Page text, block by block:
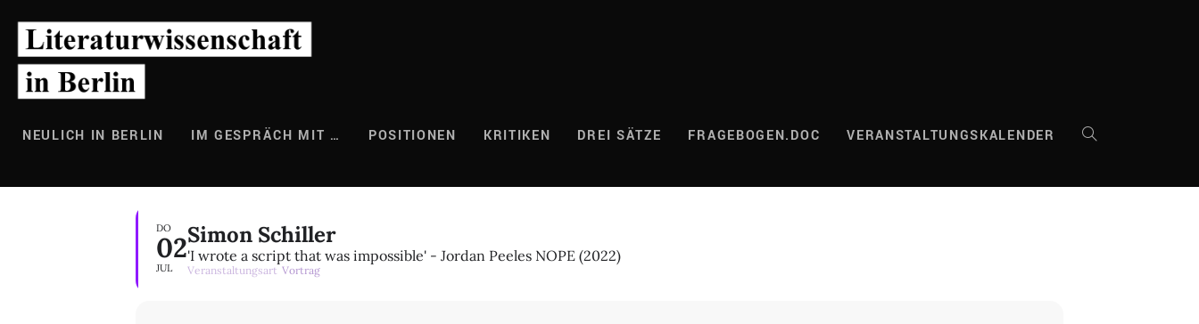
Inhalt
springen
NEULICH IN BERLIN IM GESPRÄCH MIT … POSITIONEN KRITIKEN DREI SÄTZE FRAGEBOGEN.DOC VERANSTALTUNGSKALENDER WEBSITE-
DO
02
JUL
Simon Schiller
'I wrote a script that was impossible' - Jordan Peeles NOPE (2022)
Veranstaltungsart Vortrag